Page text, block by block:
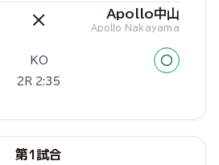
× Apollo中山
Apollo Nakayama
KO ○
2R 2:35
第1試合